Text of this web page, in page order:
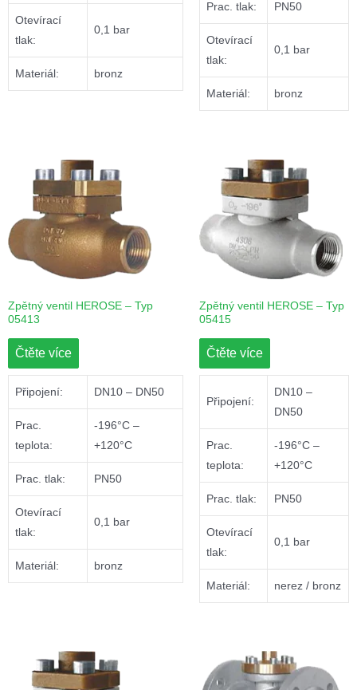
Otevírací
tlak:
0,1 bar
Materiál: bronz
Prac. tlak: PN50
Otevírací
tlak:
0,1 bar
Materiál: bronz
Zpětný ventil HEROSE – Typ
05413
Čtěte více
Připojení: DN10 – DN50
Prac.
teplota:
-196°C –
+120°C
Prac. tlak: PN50
Otevírací
tlak:
0,1 bar
Materiál: bronz
Zpětný ventil HEROSE – Typ
05415
Čtěte více
Připojení:
DN10 –
DN50
Prac.
teplota:
-196°C –
+120°C
Prac. tlak: PN50
Otevírací
tlak:
0,1 bar
Materiál: nerez / bronz